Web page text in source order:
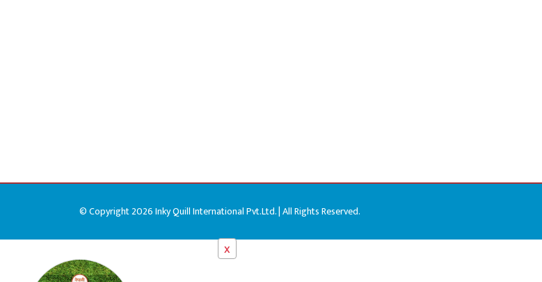
x
© Copyright 2026 Inky Quill International Pvt.Ltd. | All Rights Reserved.